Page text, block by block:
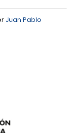
Juan Pablo